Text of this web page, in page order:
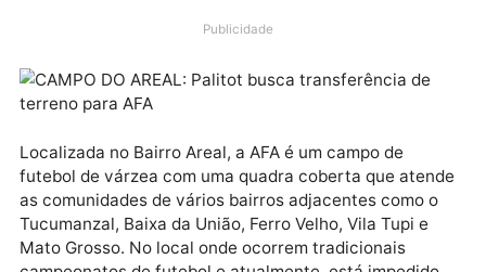
terreno para a prefeitura para que seja feito o
empreendimento poliesportivo no complexo que já
existe há mais de 20 anos.
Publicidade